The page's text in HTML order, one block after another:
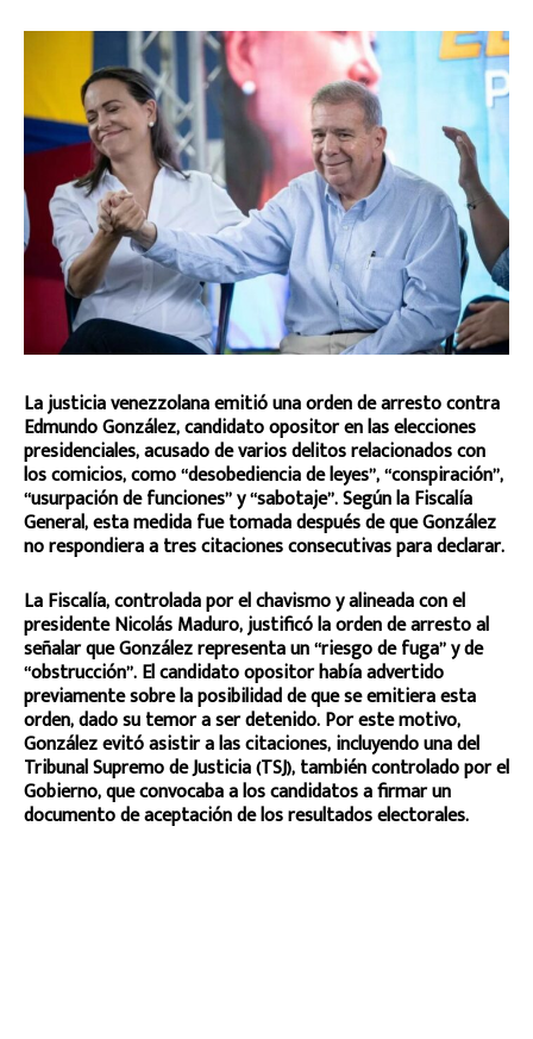
La justicia venezzolana emitió una orden de arresto contra
Edmundo González, candidato opositor en las elecciones
presidenciales, acusado de varios delitos relacionados con
los comicios, como “desobediencia de leyes”, “conspiración”,
“usurpación de funciones” y “sabotaje”. Según la Fiscalía
General, esta medida fue tomada después de que González
no respondiera a tres citaciones consecutivas para declarar.
La Fiscalía, controlada por el chavismo y alineada con el
presidente Nicolás Maduro, justificó la orden de arresto al
señalar que González representa un “riesgo de fuga” y de
“obstrucción”. El candidato opositor había advertido
previamente sobre la posibilidad de que se emitiera esta
orden, dado su temor a ser detenido. Por este motivo,
González evitó asistir a las citaciones, incluyendo una del
Tribunal Supremo de Justicia (TSJ), también controlado por el
Gobierno, que convocaba a los candidatos a firmar un
documento de aceptación de los resultados electorales.